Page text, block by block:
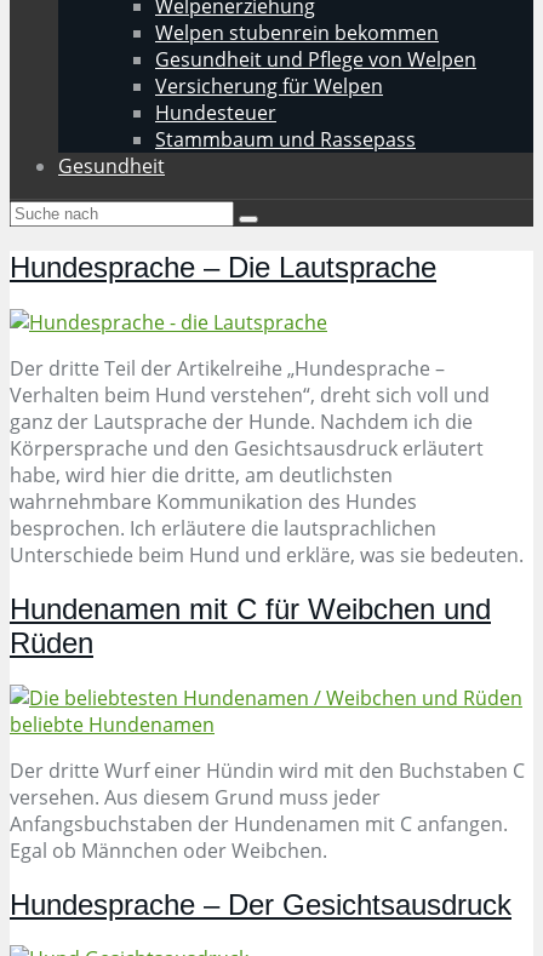
Welpenerziehung
Welpen stubenrein bekommen
Gesundheit und Pflege von Welpen
Versicherung für Welpen
Hundesteuer
Stammbaum und Rassepass
Gesundheit
Hundesprache – Die Lautsprache
Der dritte Teil der Artikelreihe „Hundesprache –
Verhalten beim Hund verstehen“, dreht sich voll und
ganz der Lautsprache der Hunde. Nachdem ich die
Körpersprache und den Gesichtsausdruck erläutert
habe, wird hier die dritte, am deutlichsten
wahrnehmbare Kommunikation des Hundes
besprochen. Ich erläutere die lautsprachlichen
Unterschiede beim Hund und erkläre, was sie bedeuten.
Hundenamen mit C für Weibchen und
Rüden
Der dritte Wurf einer Hündin wird mit den Buchstaben C
versehen. Aus diesem Grund muss jeder
Anfangsbuchstaben der Hundenamen mit C anfangen.
Egal ob Männchen oder Weibchen.
Hundesprache – Der Gesichtsausdruck